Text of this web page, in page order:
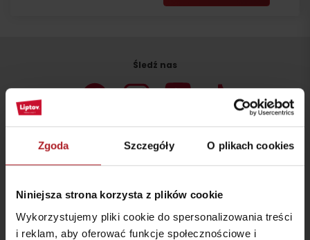
Zgoda Szczegóły O plikach cookies
Niniejsza strona korzysta z plików cookie
Wykorzystujemy pliki cookie do spersonalizowania treści
i reklam, aby oferować funkcje społecznościowe i
Przyjazd
Śledź nas